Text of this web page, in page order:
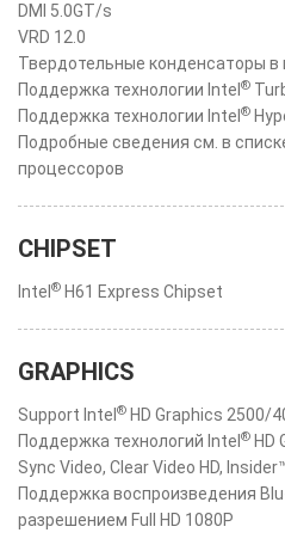
DMI 5.0GT/s
VRD 12.0
Твердотельные конденсаторы в
Поддержка технологии Intel ®
Поддержка технологии Intel ®
Подробные сведения см. в
процессоров
CHIPSET
Intel ® H61 Express Chipset
GRAPHICS
Support Intel ® HD Graphics 2500/
Поддержка технологий Intel ® HD
Sync Video, Clear Video HD,
Поддержка воспроизведения
разрешением Full HD 1080P